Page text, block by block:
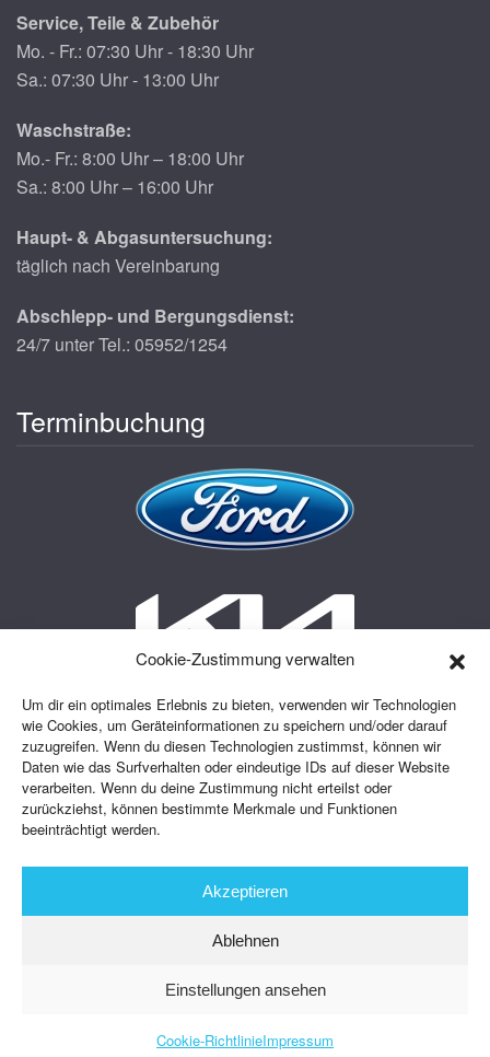
Cookie-Zustimmung verwalten
Um dir ein optimales Erlebnis zu bieten, verwenden wir Technologien
wie Cookies, um Geräteinformationen zu speichern und/oder darauf
zuzugreifen. Wenn du diesen Technologien zustimmst, können wir
Daten wie das Surfverhalten oder eindeutige IDs auf dieser Website
verarbeiten. Wenn du deine Zustimmung nicht erteilst oder
zurückziehst, können bestimmte Merkmale und Funktionen
beeinträchtigt werden.
Akzeptieren
Ablehnen
Einstellungen ansehen
Cookie-RichtlinieImpressum
Service, Teile & Zubehör
Mo. - Fr.: 07:30 Uhr - 18:30 Uhr
Sa.: 07:30 Uhr - 13:00 Uhr
Waschstraße:
Mo.- Fr.: 8:00 Uhr – 18:00 Uhr
Sa.: 8:00 Uhr – 16:00 Uhr
Haupt- & Abgasuntersuchung:
täglich nach Vereinbarung
Abschlepp- und Bergungsdienst:
24/7 unter Tel.: 05952/1254
Terminbuchung
© 2023 Autohaus Osters – Ihr Ford & KIA Partner in Sögel |
Datenschutz